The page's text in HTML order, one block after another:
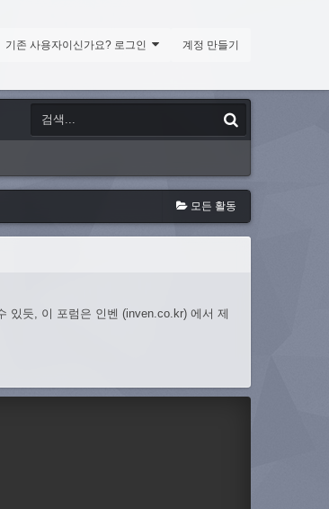
기존 사용자이신가요? 로그인 계정 만들기
모든 활동
있듯, 이 포럼은 인벤 (inven.co.kr) 에서 제